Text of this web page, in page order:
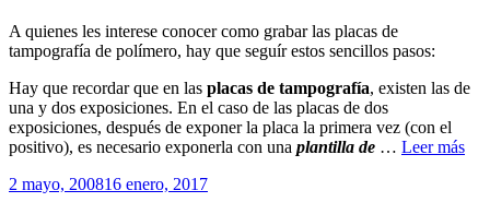
A quienes les interese conocer como grabar las placas de
tampografía de polímero, hay que seguír estos sencillos pasos:
Hay que recordar que en las placas de tampografía, existen las de
una y dos exposiciones. En el caso de las placas de dos
exposiciones, después de exponer la placa la primera vez (con el
positivo), es necesario exponerla con una plantilla de … Leer más
Publicado
2 mayo, 200816 enero, 2017